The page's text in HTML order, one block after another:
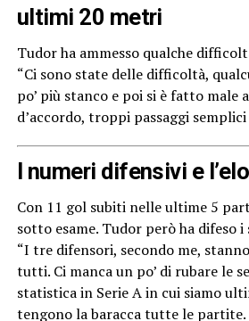
ultimi 20 metri
Tudor ha ammesso qualche
“Ci sono state delle difficoltà,
po’ più stanco e poi si è fatto male
d’accordo, troppi passaggi
I numeri difensivi e
Con 11 gol subiti nelle ultime 5
sotto esame. Tudor però ha difeso
“I tre difensori, secondo me,
tutti. Ci manca un po’ di rubare le
statistica in Serie A in cui siamo
tengono la baracca tutte le partite.